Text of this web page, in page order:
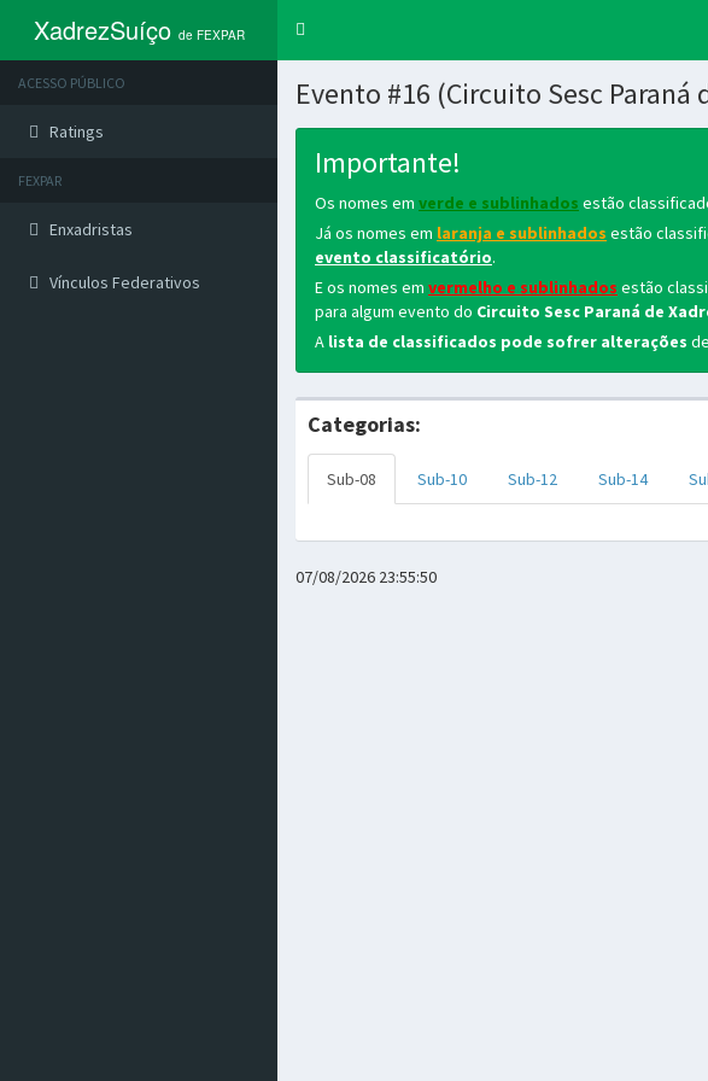
XadrezSuíço de FEXPAR
ACESSO PÚBLICO
Ratings
FEXPAR
Enxadristas
Vínculos Federativos
Evento #16 (Circuito Sesc Paraná
Importante!
Os nomes em verde e sublinhados estão
Já os nomes em laranja e sublinhados estão
evento classificatório.
E os nomes em vermelho e sublinhados estão
para algum evento do Circuito Sesc Paraná de
A lista de classificados pode sofrer alterações
Categorias:
Sub-08 Sub-10 Sub-12 Sub-14
07/08/2026 23:55:50